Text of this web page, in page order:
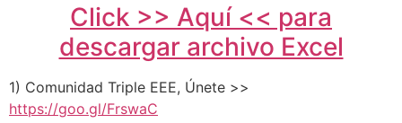
Click >> Aquí << para
descargar archivo Excel
1) Comunidad Triple EEE, Únete >>
https://goo.gl/FrswaC